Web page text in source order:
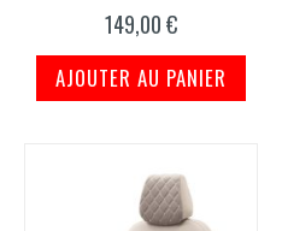
149,00 €
AJOUTER AU PANIER